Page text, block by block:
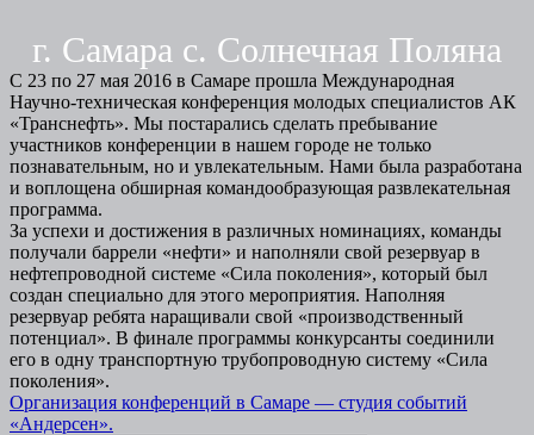
г. Самара с. Солнечная Поляна
С 23 по 27 мая 2016 в Самаре прошла Международная
Научно-техническая конференция молодых специалистов АК
«Транснефть». Мы постарались сделать пребывание
участников конференции в нашем городе не только
познавательным, но и увлекательным. Нами была разработана
и воплощена обширная командообразующая развлекательная
программа.
За успехи и достижения в различных номинациях, команды
получали баррели «нефти» и наполняли свой резервуар в
нефтепроводной системе «Сила поколения», который был
создан специально для этого мероприятия. Наполняя
резервуар ребята наращивали свой «производственный
потенциал». В финале программы конкурсанты соединили
его в одну транспортную трубопроводную систему «Сила
поколения».
Организация конференций в Самаре — студия событий
«Андерсен».